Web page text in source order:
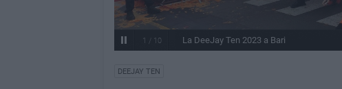
1 / 10 La DeeJay Ten 2023 a Bari
DEEJAY TEN